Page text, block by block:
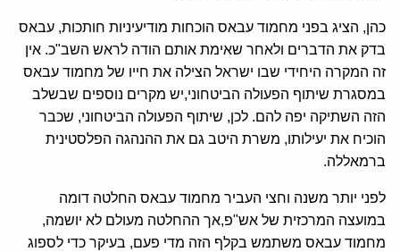
כהן, הציג בפני מחמוד עבאס הוכחות מודיעיניות חותכות, עבאס
בדק את הדברים ולאחר שאימת אותם הודה לראש השב"כ. אין
זה המקרה היחידי שבו ישראל הצילה את חייו של מחמוד עבאס
במסגרת שיתוף הפעולה הביטחוני,יש מקרים נוספים שבשלב
הזה השתיקה יפה להם. לכן, שיתוף הפעולה הביטחוני, שכבר
הוכיח את יעילותו, משרת היטב גם את ההנהגה הפלסטינית
ברמאללה.
לפני יותר משנה וחצי העביר מחמוד עבאס החלטה דומה
במועצה המרכזית של אש"פ,אך ההחלטה מעולם לא יושמה,
מחמוד עבאס משתמש בקלף הזה מדי פעם, בעיקר כדי לספוג